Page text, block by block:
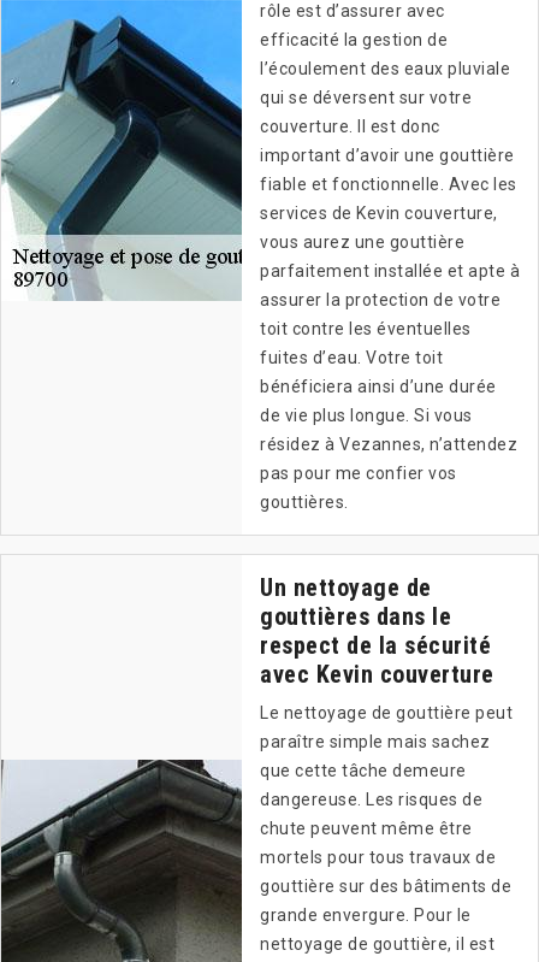
rôle est d’assurer avec
efficacité la gestion de
l’écoulement des eaux pluviale
qui se déversent sur votre
couverture. Il est donc
important d’avoir une gouttière
fiable et fonctionnelle. Avec les
services de Kevin couverture,
vous aurez une gouttière
parfaitement installée et apte à
assurer la protection de votre
toit contre les éventuelles
fuites d’eau. Votre toit
bénéficiera ainsi d’une durée
de vie plus longue. Si vous
résidez à Vezannes, n’attendez
pas pour me confier vos
gouttières.
Un nettoyage de
gouttières dans le
respect de la sécurité
avec Kevin couverture
Le nettoyage de gouttière peut
paraître simple mais sachez
que cette tâche demeure
dangereuse. Les risques de
chute peuvent même être
mortels pour tous travaux de
gouttière sur des bâtiments de
grande envergure. Pour le
nettoyage de gouttière, il est